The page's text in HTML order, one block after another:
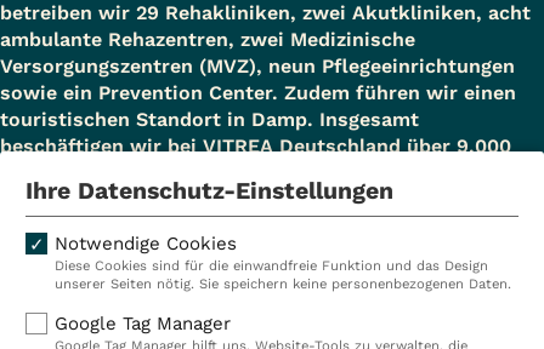
betreiben wir 29 Rehakliniken, zwei Akutkliniken, acht
ambulante Rehazentren, zwei Medizinische
Versorgungszentren (MVZ), neun Pflegeeinrichtungen
sowie ein Prevention Center. Zudem führen wir einen
touristischen Standort in Damp. Insgesamt
beschäftigen wir bei VITREA Deutschland über 9.000
Kliniken
Ambulant
Reha
Ihre Datenschutz-Einstellungen
Notwendige Cookies
Diese Cookies sind für die einwandfreie Funktion und das Design
unserer Seiten nötig. Sie speichern keine personenbezogenen Daten.
Google Tag Manager